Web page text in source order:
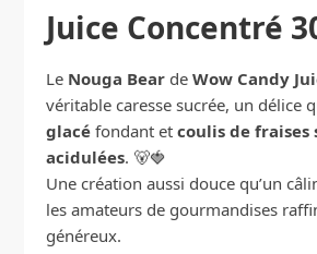
Juice Concentré
Le Nouga Bear deWow Candy
véritable caresse sucrée, un délice
glacé fondant etcoulis de fraises
acidulées. 🐻🍓
Une création aussi douce qu’un
les amateurs de gourmandises
généreux.